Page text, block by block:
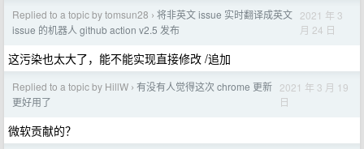
Replied to a topic by tomsun28 › 将非英文 issue 实时翻译成英文
issue 的机器人 github action v2.5 发布
2021 年 3
月 24 日
这污染也太大了，能不能实现直接修改 /追加
Replied to a topic by HillW › 有没有人觉得这次 chrome 更新
更好用了
2021 年 3 月 19
日
微软贡献的？